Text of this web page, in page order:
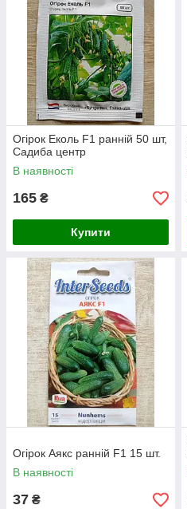
Огірок Еколь F1 ранній 50 шт,
Садиба центр
В наявності
165 ₴
Купити
Огірок Аякс ранній F1 15 шт.
В наявності
37 ₴